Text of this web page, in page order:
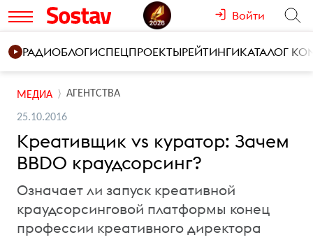
Войти
РАДИОБЛОГИСПЕЦПРОЕКТЫРЕЙТИНГИКАТАЛОГ
МЕДИА АГЕНТСТВА
25.10.2016
Креативщик vs куратор: Зачем
BBDO краудсорсинг?
Означает ли запуск креативной
краудсорсинговой платформы конец
профессии креативного директора